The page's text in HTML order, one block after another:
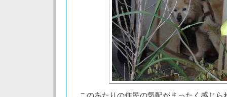
このあたりの住民の気配がまったく感じら